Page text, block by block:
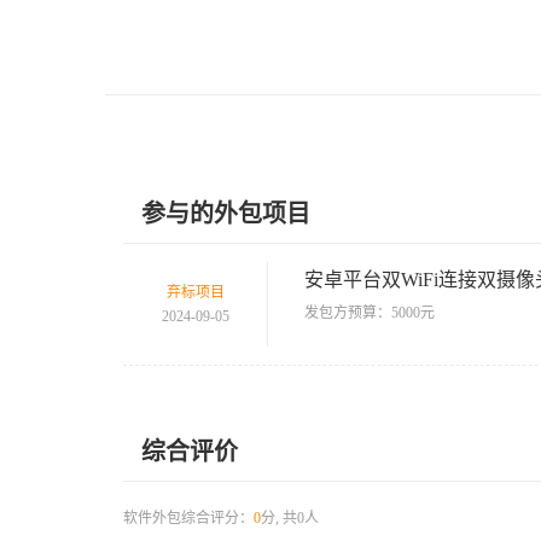
参与的外包项目
弃标项目
2024-09-05
安卓平台双WiFi连接双摄像
发包方预算：5000元
综合评价
软件外包综合评分： 0分, 共0人